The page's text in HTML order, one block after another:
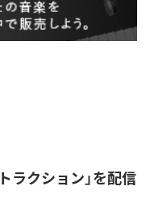
ラクション」を配信